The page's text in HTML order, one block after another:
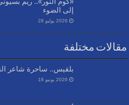
إلى الضوء
2026 يوليو 28
مقالات مختلفة
بلقيس.. ساحرة شاعر
2026 يونيو 18